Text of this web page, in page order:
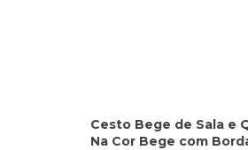
Cesto Bege de Sala e
Na Cor Bege com